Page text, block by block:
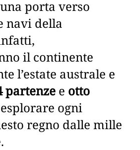
porta verso
navi della
il continente
l’estate australe e
partenze e otto
ogni
regno dalle mille